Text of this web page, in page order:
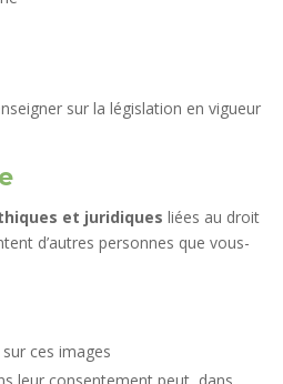
sur la législation en vigueur
et juridiques liées au droit
d’autres personnes que vous-
sur ces images
leur consentement peut, dans